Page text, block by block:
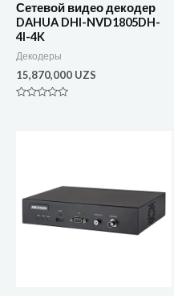
Сетевой видео декодер
DAHUA DHI-NVD1805DH-
4I-4K
Декодеры
15,870,000 UZS